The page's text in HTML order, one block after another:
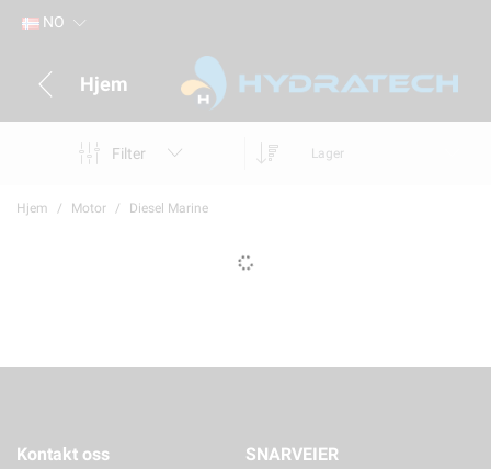
NO
Hjem
Filter Lager
Hjem Motor Diesel Marine
Kontakt oss SNARVEIER